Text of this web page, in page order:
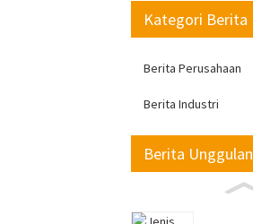
Kategori Berita
Berita Perusahaan
Berita Industri
Berita Unggulan